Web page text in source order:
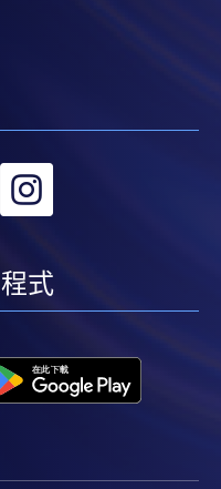
)。系統只支援doc,
名費或課程費用:
開立繳費靈戶口及設
www.ppshk.com
學專業進修學院
。
轉
式